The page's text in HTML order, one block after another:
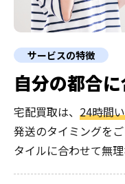
サービスの特徴
自分の都合
宅配買取は、 24時間
発送のタイミングを
タイルに合わせて無理